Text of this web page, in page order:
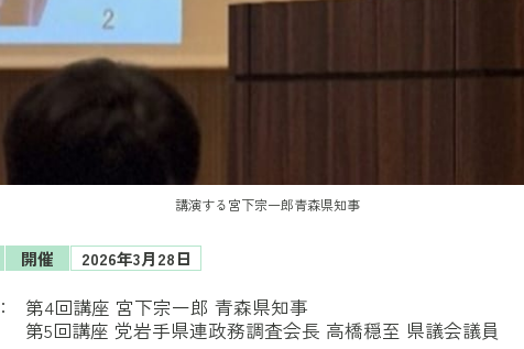
講演する宮下宗一郎青森県知事
開催 2026年3月28日
第4回講座 宮下宗一郎 青森県知事
第5回講座 党岩手県連政務調査会長 高橋穏至 県議会議員